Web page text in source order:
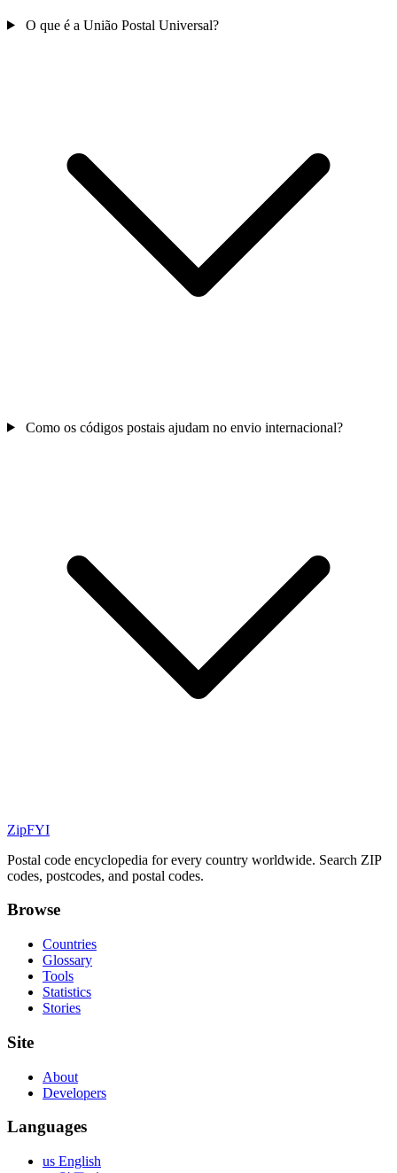
O que é a União Postal Universal?
Como os códigos postais ajudam no envio internacional?
ZipFYI
Postal code encyclopedia for every country worldwide. Search ZIP
codes, postcodes, and postal codes.
Browse
Countries
Glossary
Tools
Statistics
Stories
Site
About
Developers
Languages
us English